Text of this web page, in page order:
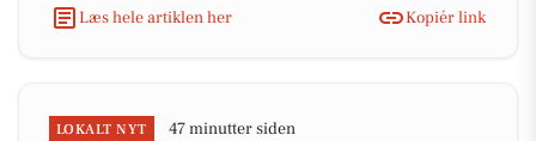
Læs hele artiklen her
Kopiér link
LOKALT NYT 47 minutter siden